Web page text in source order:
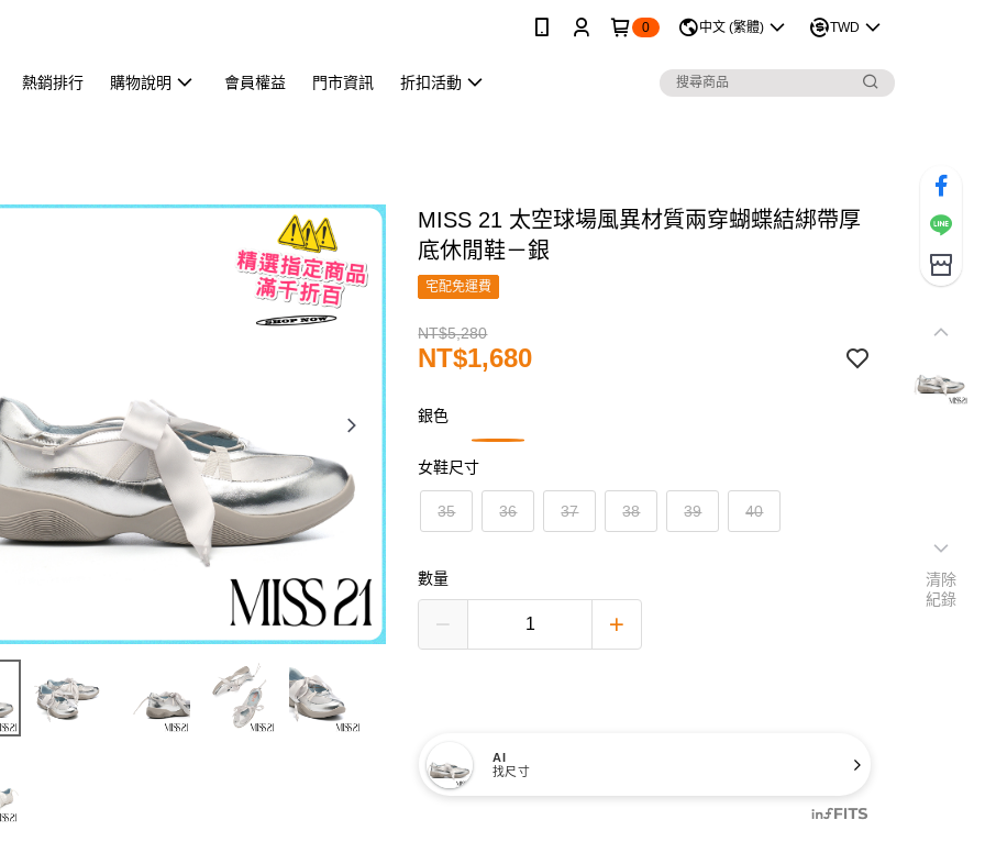
0 中文 (繁體) TWD
熱銷排行 購物說明 會員權益 門市資訊 折扣活動
MISS 21 太空球場風異材質兩穿蝴蝶結綁帶厚
底休閒鞋－銀
宅配免運費
NT$5,280
NT$1,680
銀色
女鞋尺寸
35 36 37 38 39 40
數量
AI
找尺寸
清除
紀錄